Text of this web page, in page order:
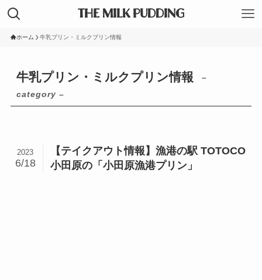
THE MILK PUDDING
ホーム 牛乳プリン・ミルクプリン情報
牛乳プリン・ミルクプリン情報
–
category –
【テイクアウト情報】漁港の駅 TOTOCO
小田原の「小田原漁港プリン」
2023
6/18